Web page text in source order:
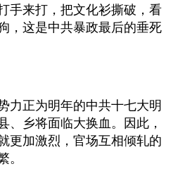
手来打，把文化衫撕破，看
，这是中共暴政最后的垂死
力正为明年的中共十七大明
、乡将面临大换血。因此，
更加激烈，官场互相倾轧的
。